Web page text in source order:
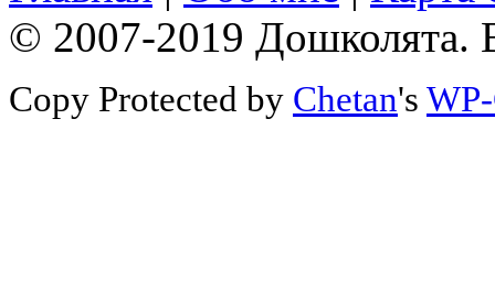
© 2007-2019 Дошколята.
Copy Protected by Chetan's